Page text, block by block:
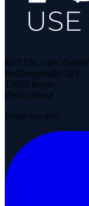
IIoT Use Case GmbH
Rollbergstraße 28A
12053 Berlin
Deutschland
Folge uns auf: